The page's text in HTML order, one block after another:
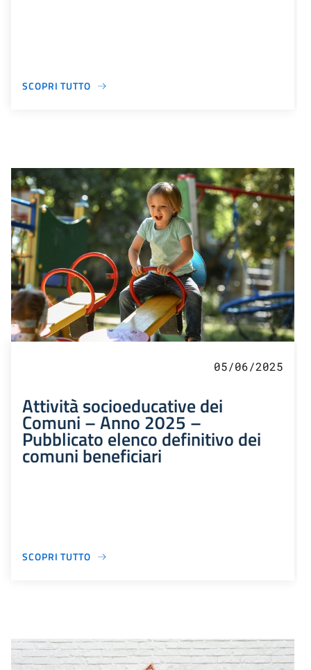
SCOPRI TUTTO
05/06/2025
Attività socioeducative dei
Comuni – Anno 2025 –
Pubblicato elenco definitivo dei
comuni beneficiari
SCOPRI TUTTO